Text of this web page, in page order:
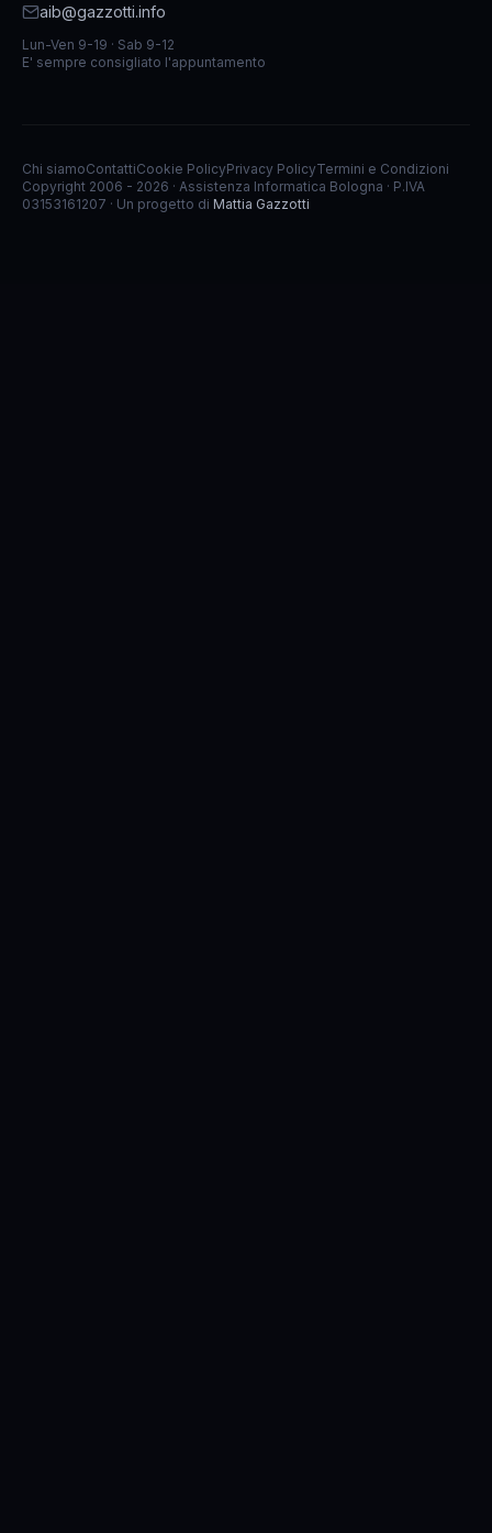
aib@gazzotti.info
Lun-Ven 9-19 · Sab 9-12
E' sempre consigliato l'appuntamento
Copyright 2006 - 2026 · Assistenza Informatica Bologna · P.IVA
03153161207 · Un progetto di Mattia Gazzotti
Chi siamoContattiCookie PolicyPrivacy PolicyTermini e Condizioni